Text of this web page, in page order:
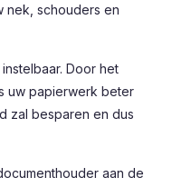
nek, schouders en
Door het
uw papierwerk beter
zal besparen en dus
aan de